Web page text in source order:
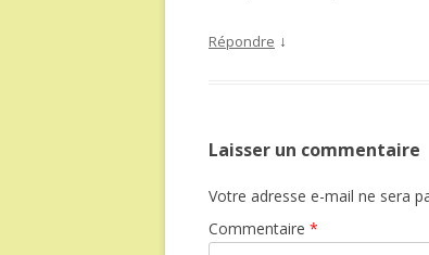
Répondre ↓
Laisser un commentaire
Votre adresse e-mail ne sera
Commentaire *